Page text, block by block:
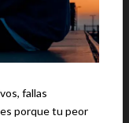
fallas
porque tu peor